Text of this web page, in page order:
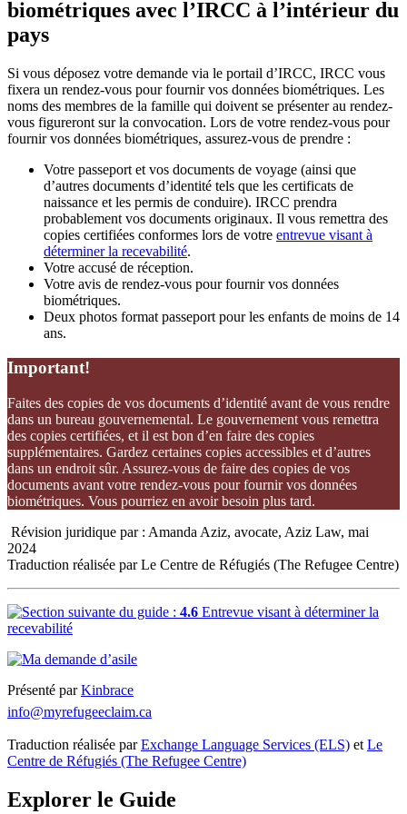
biométriques avec l’IRCC à l’intérieur du
pays
Si vous déposez votre demande via le portail d’IRCC, IRCC vous
fixera un rendez-vous pour fournir vos données biométriques. Les
noms des membres de la famille qui doivent se présenter au rendez-
vous figureront sur la convocation. Lors de votre rendez-vous pour
fournir vos données biométriques, assurez-vous de prendre :
Votre passeport et vos documents de voyage (ainsi que
d’autres documents d’identité tels que les certificats de
naissance et les permis de conduire). IRCC prendra
probablement vos documents originaux. Il vous remettra des
copies certifiées conformes lors de votre entrevue visant à
déterminer la recevabilité.
Votre accusé de réception.
Votre avis de rendez-vous pour fournir vos données
biométriques.
Deux photos format passeport pour les enfants de moins de 14
ans.
Important!
Faites des copies de vos documents d’identité avant de vous rendre
dans un bureau gouvernemental. Le gouvernement vous remettra
des copies certifiées, et il est bon d’en faire des copies
supplémentaires. Gardez certaines copies accessibles et d’autres
dans un endroit sûr. Assurez-vous de faire des copies de vos
documents avant votre rendez-vous pour fournir vos données
biométriques. Vous pourriez en avoir besoin plus tard.
Révision juridique par : Amanda Aziz, avocate, Aziz Law, mai
2024
Traduction réalisée par Le Centre de Réfugiés (The Refugee Centre)
4.6 Entrevue visant à déterminer la
recevabilité
Présenté parKinbrace
info@myrefugeeclaim.ca
Traduction réalisée parExchange Language Services (ELS) et Le
Centre de Réfugiés (The Refugee Centre)
Explorer le Guide